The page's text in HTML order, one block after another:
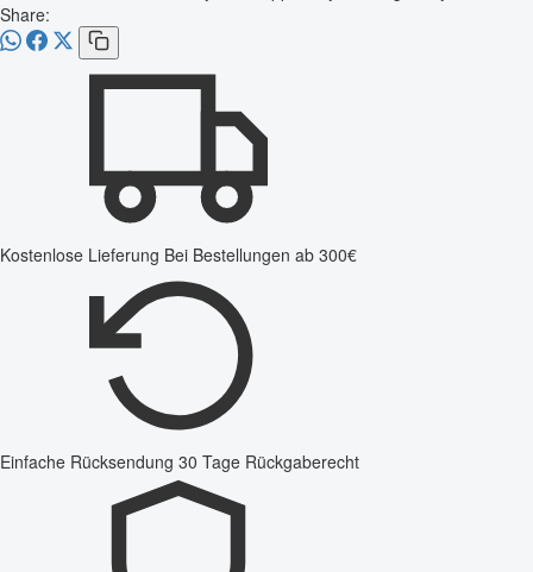
Share:
Kostenlose Lieferung Bei Bestellungen ab 300€
Einfache Rücksendung 30 Tage Rückgaberecht